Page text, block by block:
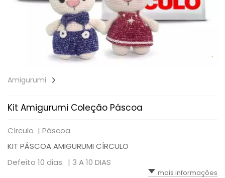
Amigurumi
Kit Amigurumi Coleção Páscoa
Círculo | Páscoa
KIT PÁSCOA AMIGURUMI CÍRCULO
Defeito 10 dias. | 3 A 10 DIAS
mais informações